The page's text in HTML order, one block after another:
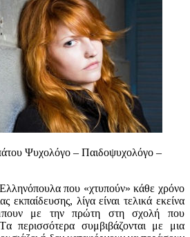
Ψυχολόγο – Παιδοψυχολόγο –
που «χτυπούν» κάθε χρόνο
εκπαίδευσης, λίγα είναι τελικά εκείνα
με την πρώτη στη σχολή που
περισσότερα συμβιβάζονται με μια